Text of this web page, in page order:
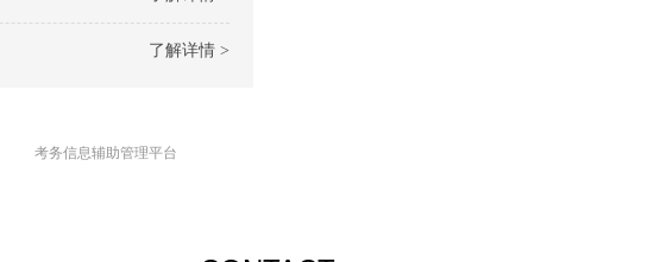
了解详情 >
考务信息辅助管理平台